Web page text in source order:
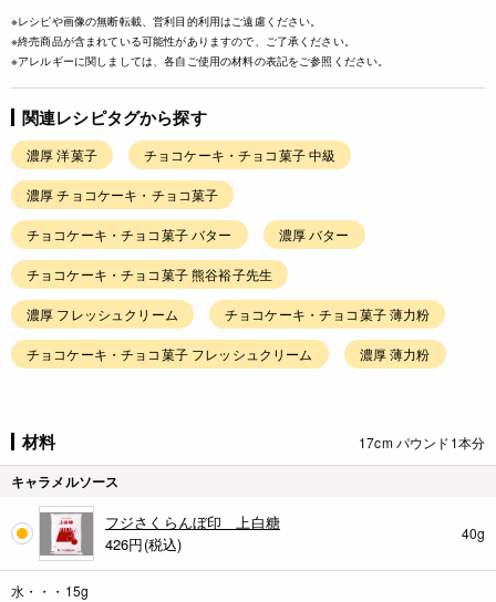
※レシピや画像の無断転載、営利目的利用はご遠慮ください。
※終売商品が含まれている可能性がありますので、ご了承ください。
※アレルギーに関しましては、各自ご使用の材料の表記をご参照ください。
関連レシピタグから探す
濃厚 洋菓子 チョコケーキ・チョコ菓子 中級
濃厚 チョコケーキ・チョコ菓子
チョコケーキ・チョコ菓子 バター 濃厚 バター
チョコケーキ・チョコ菓子 熊谷裕子先生
濃厚 フレッシュクリーム チョコケーキ・チョコ菓子 薄力粉
チョコケーキ・チョコ菓子 フレッシュクリーム 濃厚 薄力粉
材料 17cm パウンド1本分
キャラメルソース
フジさくらんぼ印 上白糖
426円(税込)
40g
水・・・15g